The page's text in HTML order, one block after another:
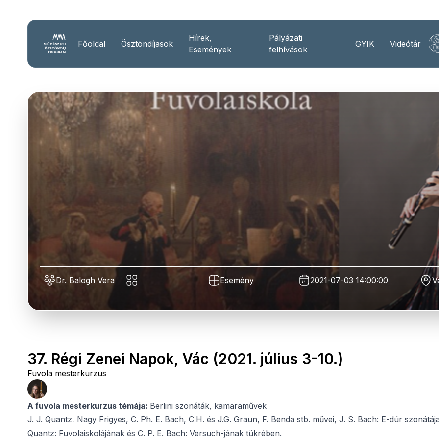
Főoldal Ösztöndíjasok
Hírek,
Események
Pályázati
felhívások
GYIK Videótár
Dr. Balogh Vera Esemény 2021-07-03 14:00:00
37. Régi Zenei Napok, Vác (2021. július 3-10.)
Fuvola mesterkurzus
A fuvola mesterkurzus témája: Berlini szonáták, kamaraművek
J. J. Quantz, Nagy Frigyes, C. Ph. E. Bach, C.H. és J.G. Graun, F. Benda stb. művei, J. S. Bach: E-dúr
Quantz: Fuvolaiskolájának és C. P. E. Bach: Versuch-jának tükrében.